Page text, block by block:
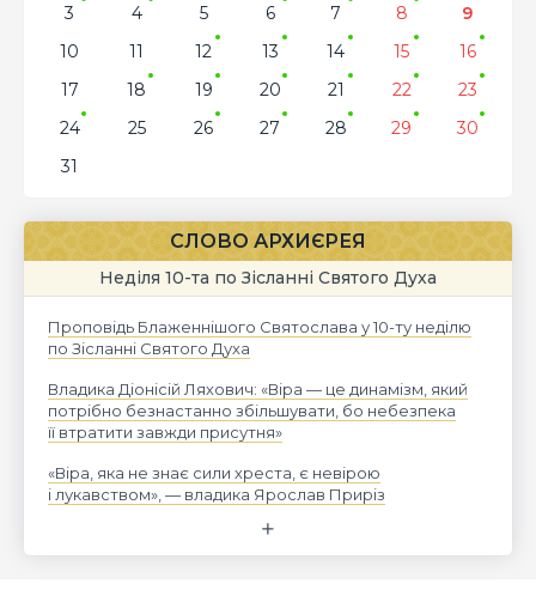
3
4 5 6 7 8
9
10
11 12 13 14 15
16
17
18 19 20 21 22
23
24
25 26 27 28 29
30
31
СЛОВО АРХИЄРЕЯ
Неділя 10-та по Зісланні Святого Духа
Проповідь Блаженнішого Святослава у 10-ту неділю
по Зісланні Святого Духа
Владика Діонісій Ляхович: «Віра — це динамізм, який
потрібно безнастанно збільшувати, бо небезпека
її втратити завжди присутня»
«Віра, яка не знає сили хреста, є невірою
і лукавством», — владика Ярослав Приріз